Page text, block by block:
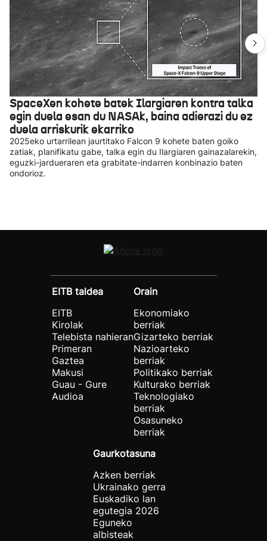
SpaceXen kohete batek Ilargiaren kontra talka
egin duela esan du NASAk, baina adierazi du ez
duela arriskurik ekarriko
2025eko urtarrilean jaurtitako Falcon 9 kohete baten goiko
zatiak, planifikatu gabe, talka egin du Ilargiaren gainazalarekin,
eguzki-jardueraren eta grabitate-indarren konbinazio baten
ondorioz.
EITB taldea
EITB
Kirolak
Telebista nahieran
Primeran
Gaztea
Makusi
Guau - Gure
Audioa
Orain
Ekonomiako
berriak
Gizarteko berriak
Nazioarteko
berriak
Politikako berriak
Kulturako berriak
Teknologiako
berriak
Osasuneko
berriak
Gaurkotasuna
Azken berriak
Ukrainako gerra
Euskadiko lan
egutegia 2026
Eguneko
albisteak